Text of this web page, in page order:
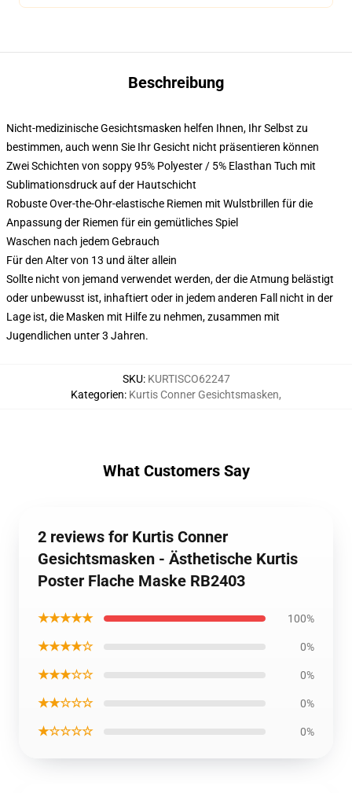
Beschreibung
Nicht-medizinische Gesichtsmasken helfen Ihnen, Ihr Selbst zu
bestimmen, auch wenn Sie Ihr Gesicht nicht präsentieren können
Zwei Schichten von soppy 95% Polyester / 5% Elasthan Tuch mit
Sublimationsdruck auf der Hautschicht
Robuste Over-the-Ohr-elastische Riemen mit Wulstbrillen für die
Anpassung der Riemen für ein gemütliches Spiel
Waschen nach jedem Gebrauch
Für den Alter von 13 und älter allein
Sollte nicht von jemand verwendet werden, der die Atmung belästigt
oder unbewusst ist, inhaftiert oder in jedem anderen Fall nicht in der
Lage ist, die Masken mit Hilfe zu nehmen, zusammen mit
Jugendlichen unter 3 Jahren.
SKU: KURTISCO62247
Kategorien: Kurtis Conner Gesichtsmasken,
What Customers Say
2 reviews for Kurtis Conner
Gesichtsmasken - Ästhetische Kurtis
Poster Flache Maske RB2403
★★★★★ 100%
★★★★☆ 0%
★★★☆☆ 0%
★★☆☆☆ 0%
★☆☆☆☆ 0%